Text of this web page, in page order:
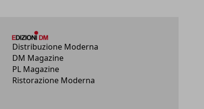
Distribuzione Moderna
DM Magazine
PL Magazine
Ristorazione Moderna